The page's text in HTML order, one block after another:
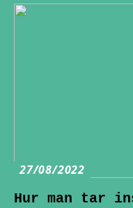
27/08/2022
Hur man tar